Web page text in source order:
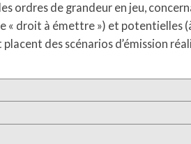
ordres de grandeur en jeu,
« droit à émettre ») et potentielles
des scénarios d’émission